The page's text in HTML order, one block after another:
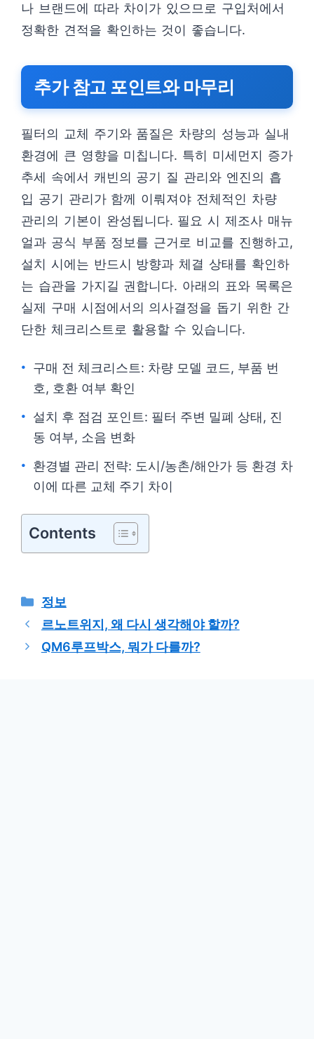
나 브랜드에 따라 차이가 있으므로 구입처에서
정확한 견적을 확인하는 것이 좋습니다.
추가 참고 포인트와 마무리
필터의 교체 주기와 품질은 차량의 성능과 실내
환경에 큰 영향을 미칩니다. 특히 미세먼지 증가
추세 속에서 캐빈의 공기 질 관리와 엔진의 흡
입 공기 관리가 함께 이뤄져야 전체적인 차량
관리의 기본이 완성됩니다. 필요 시 제조사 매뉴
얼과 공식 부품 정보를 근거로 비교를 진행하고,
설치 시에는 반드시 방향과 체결 상태를 확인하
는 습관을 가지길 권합니다. 아래의 표와 목록은
실제 구매 시점에서의 의사결정을 돕기 위한 간
단한 체크리스트로 활용할 수 있습니다.
구매 전 체크리스트: 차량 모델 코드, 부품 번
호, 호환 여부 확인
설치 후 점검 포인트: 필터 주변 밀폐 상태, 진
동 여부, 소음 변화
환경별 관리 전략: 도시/농촌/해안가 등 환경 차
이에 따른 교체 주기 차이
Contents
카
테
리
정보
르노트위지, 왜 다시 생각해야 할까?
QM6루프박스, 뭐가 다를까?